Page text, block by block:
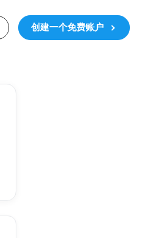
创建一个免费账户